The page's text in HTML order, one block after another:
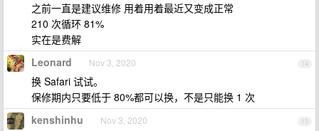
之前一直是建议维修 用着用着最近又变成正常
210 次循环 81%
实在是费解
14
Leonard Nov 3, 2020
换 Safari 试试。
保修期内只要低于 80%都可以换，不是只能换 1 次
15
kenshinhu Nov 3, 2020